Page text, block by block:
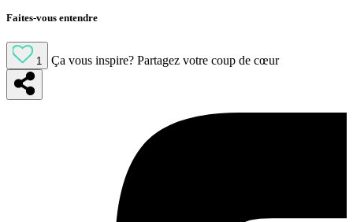
Faites-vous entendre
1 Ça vous inspire? Partagez votre coup de cœur